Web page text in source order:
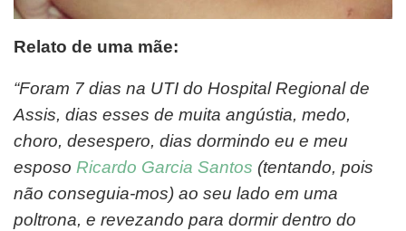
Relato de uma mãe:
“Foram 7 dias na UTI do Hospital Regional de
Assis, dias esses de muita angústia, medo,
choro, desespero, dias dormindo eu e meu
esposo Ricardo Garcia Santos (tentando, pois
não conseguia-mos) ao seu lado em uma
poltrona, e revezando para dormir dentro do